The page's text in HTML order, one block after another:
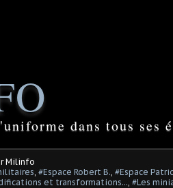
dans tous ses
Milinfo
, #Espace Robert B., #Espace
et transformations..., #Les